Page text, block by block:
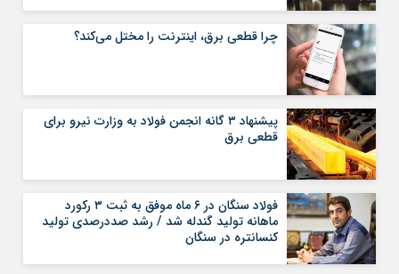
چرا قطعی برق، اینترنت را مختل می‌کند؟
پیشنهاد ۳ گانه انجمن فولاد به وزارت نیرو برای
قطعی برق
فولاد سنگان در ۶ ماه موفق به ثبت ۳ رکورد
ماهانه تولید گندله شد / رشد صددرصدی تولید
کنسانتره در سنگان